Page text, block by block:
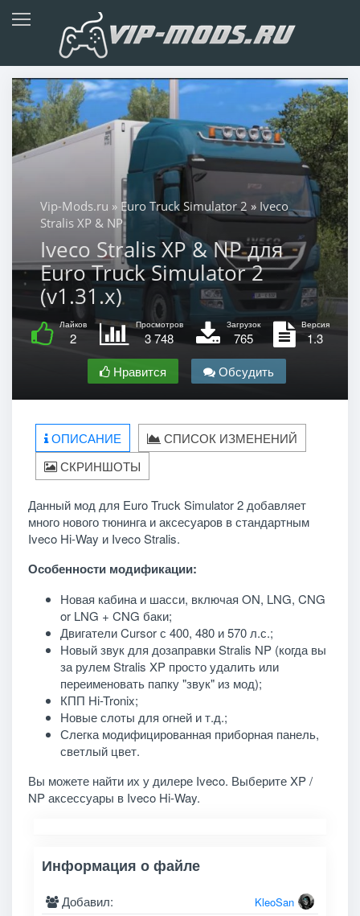
Vip-Mods.ru » Euro Truck Simulator 2 » Iveco
Stralis XP & NP
Iveco Stralis XP & NP для
Euro Truck Simulator 2
(v1.31.x)
Лайков
2
Просмотров
3 748
Загрузок
765
Версия
1.3
Нравится
Обсудить
ОПИСАНИЕ
СПИСОК ИЗМЕНЕНИЙ
СКРИНШОТЫ
Данный мод для Euro Truck Simulator 2 добавляет
много нового тюнинга и аксесуаров в стандартным
Iveco Hi-Way и Iveco Stralis.
Особенности модификации:
Новая кабина и шасси, включая ON, LNG, CNG
or LNG + CNG баки;
Двигатели Cursor с 400, 480 и 570 л.с.;
Новый звук для дозаправки Stralis NP (когда вы
за рулем Stralis XP просто удалить или
переименовать папку "звук" из мод);
КПП Hi-Tronix;
Новые слоты для огней и т.д.;
Слегка модифицированная приборная панель,
светлый цвет.
Вы можете найти их у дилере Iveco. Выберите XP /
NP аксессуары в Iveco Hi-Way.
Информация о файле
Добавил: KleoSan